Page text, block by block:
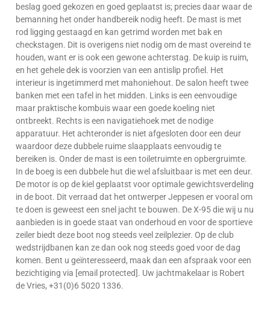
beslag goed gekozen en goed geplaatst is; precies daar waar de
bemanning het onder handbereik nodig heeft. De mast is met
rod ligging gestaagd en kan getrimd worden met bak en
checkstagen. Dit is overigens niet nodig om de mast overeind te
houden, want er is ook een gewone achterstag. De kuip is ruim,
en het gehele dek is voorzien van een antislip profiel. Het
interieur is ingetimmerd met mahoniehout. De salon heeft twee
banken met een tafel in het midden. Links is een eenvoudige
maar praktische kombuis waar een goede koeling niet
ontbreekt. Rechts is een navigatiehoek met de nodige
apparatuur. Het achteronder is niet afgesloten door een deur
waardoor deze dubbele ruime slaapplaats eenvoudig te
bereiken is. Onder de mast is een toiletruimte en opbergruimte.
In de boeg is een dubbele hut die wel afsluitbaar is met een deur.
De motor is op de kiel geplaatst voor optimale gewichtsverdeling
in de boot. Dit verraad dat het ontwerper Jeppesen er vooral om
te doen is geweest een snel jacht te bouwen. De X-95 die wij u nu
aanbieden is in goede staat van onderhoud en voor de sportieve
zeiler biedt deze boot nog steeds veel zeilplezier. Op de club
wedstrijdbanen kan ze dan ook nog steeds goed voor de dag
komen. Bent u geïnteresseerd, maak dan een afspraak voor een
bezichtiging via [email protected]. Uw jachtmakelaar is Robert
de Vries, +31(0)6 5020 1336.